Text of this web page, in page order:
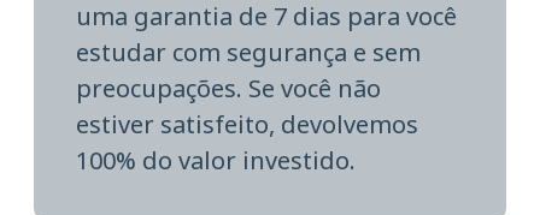
uma garantia de 7 dias para você
estudar com segurança e sem
preocupações. Se você não
estiver satisfeito, devolvemos
100% do valor investido.